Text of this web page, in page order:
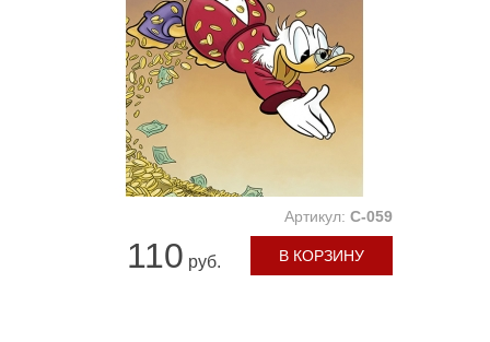
Артикул: C-059
110 руб. В КОРЗИНУ